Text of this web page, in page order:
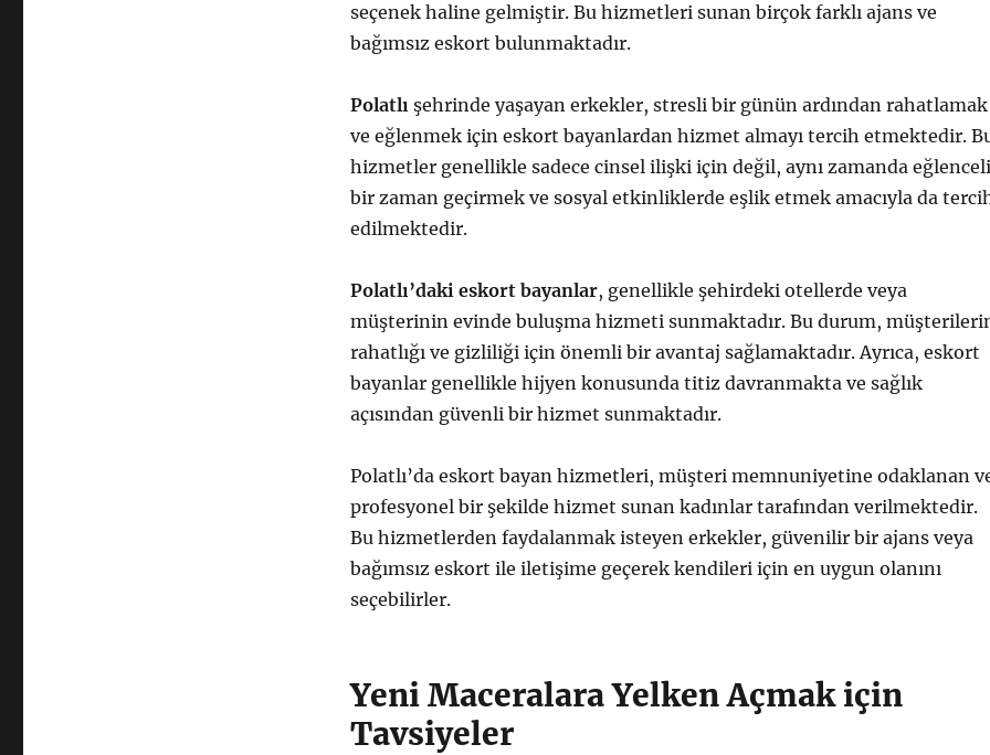
seçenek haline gelmiştir. Bu hizmetleri sunan birçok farklı ajans ve
bağımsız eskort bulunmaktadır.
Polatlışehrinde yaşayan erkekler, stresli bir günün ardından rahatlamak
ve eğlenmek için eskort bayanlardan hizmet almayı tercih etmektedir.
hizmetler genellikle sadece cinsel ilişki için değil, aynı zamanda eğlenceli
bir zaman geçirmek ve sosyal etkinliklerde eşlik etmek amacıyla da
edilmektedir.
Polatlı’daki eskort bayanlar, genellikle şehirdeki otellerde veya
müşterinin evinde buluşma hizmeti sunmaktadır. Bu durum,
rahatlığı ve gizliliği için önemli bir avantaj sağlamaktadır. Ayrıca, eskort
bayanlar genellikle hijyen konusunda titiz davranmakta ve sağlık
açısından güvenli bir hizmet sunmaktadır.
Polatlı’da eskort bayan hizmetleri, müşteri memnuniyetine odaklanan
profesyonel bir şekilde hizmet sunan kadınlar tarafından verilmektedir.
Bu hizmetlerden faydalanmak isteyen erkekler, güvenilir bir ajans veya
bağımsız eskort ile iletişime geçerek kendileri için en uygun olanını
seçebilirler.
Yeni Maceralara Yelken Açmak için
Tavsiyeler